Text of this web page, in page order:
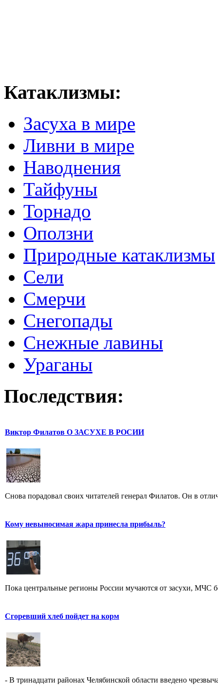
Катаклизмы:
Засуха в мире
Ливни в мире
Наводнения
Тайфуны
Торнадо
Оползни
Природные катаклизмы
Сели
Смерчи
Снегопады
Снежные лавины
Ураганы
Последствия:
Виктор Филатов О ЗАСУХЕ В РОСИИ
Снова порадовал своих читателей генерал Филатов. Он в
Кому невыносимая жара принесла прибыль?
Пока центральные регионы России мучаются от засухи, МЧС
Сгоревший хлеб пойдет на корм
- В тринадцати районах Челябинской области введено